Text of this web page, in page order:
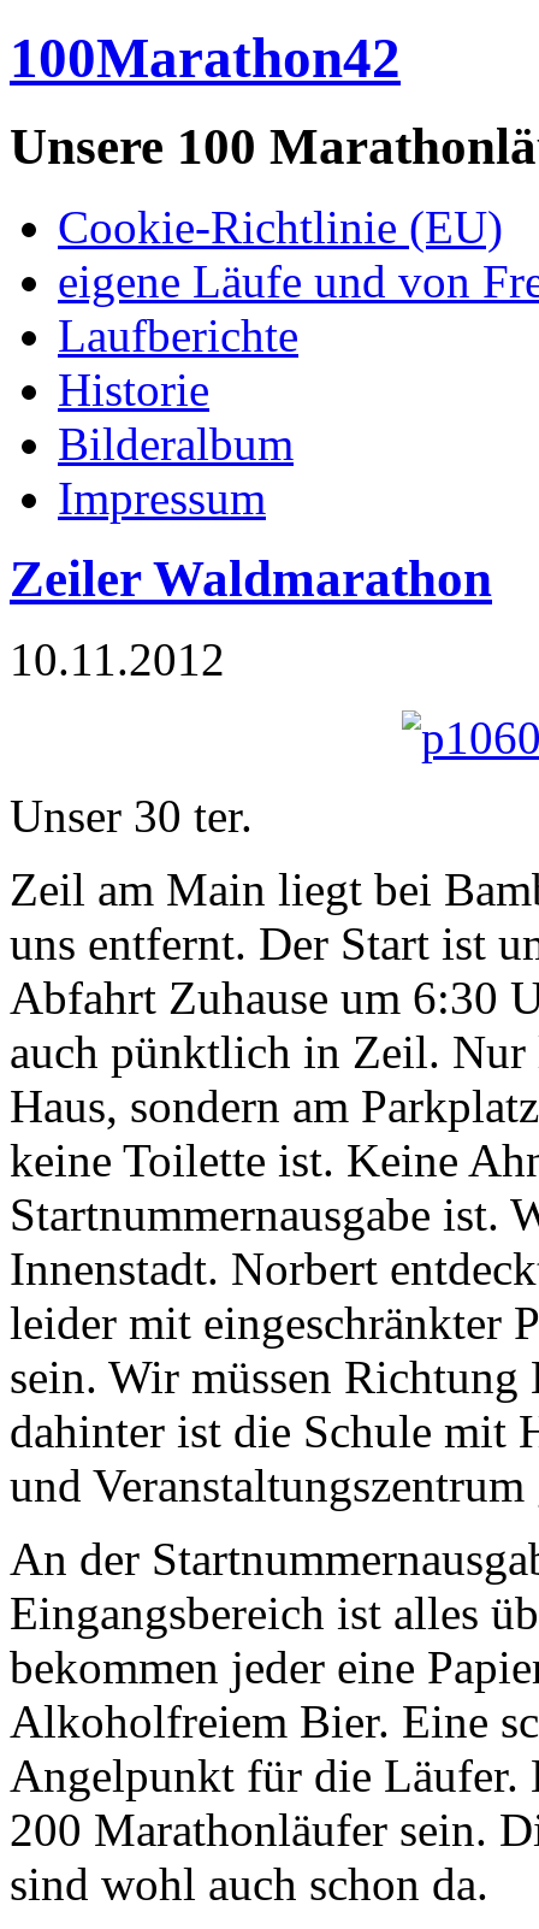
100Marathon42
Unsere 100
Cookie-Richtlinie (EU)
eigene Läufe und von
Laufberichte
Historie
Bilderalbum
Impressum
Zeiler Waldmarathon
10.11.2012
Unser 30 ter.
Zeil am Main liegt bei
uns entfernt. Der Start ist
Abfahrt Zuhause um 6:30
auch pünktlich in Zeil.
Haus, sondern am
keine Toilette ist. Keine
Startnummernausgabe ist.
Innenstadt. Norbert
leider mit eingeschränkter
sein. Wir müssen
dahinter ist die Schule mit
und
An der
Eingangsbereich ist alles
bekommen jeder eine
Alkoholfreiem Bier. Eine
Angelpunkt für die
200 Marathonläufer sein.
sind wohl auch schon da.